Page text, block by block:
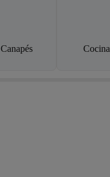
Canapés Cocina